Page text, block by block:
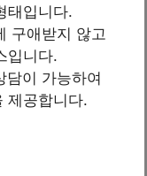
태입니다.
구애받지 않고
입니다.
담이 가능하여
제공합니다.